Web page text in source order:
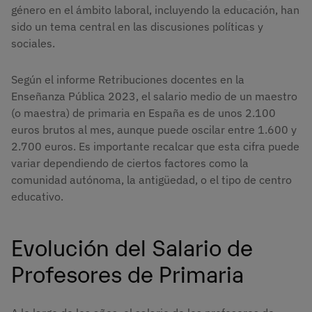
género en el ámbito laboral, incluyendo la educación, han
sido un tema central en las discusiones políticas y
sociales.
Según el informe Retribuciones docentes en la
Enseñanza Pública 2023, el salario medio de un maestro
(o maestra) de primaria en España es de unos 2.100
euros brutos al mes, aunque puede oscilar entre 1.600 y
2.700 euros. Es importante recalcar que esta cifra puede
variar dependiendo de ciertos factores como la
comunidad autónoma, la antigüedad, o el tipo de centro
educativo.
Evolución del Salario de
Profesores de Primaria